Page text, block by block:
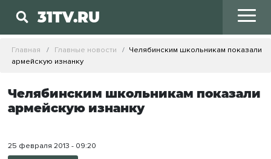
31TV.RU
Главная Главные новости
Челябинским школьникам показали
армейскую изнанку
Челябинским школьникам показали
армейскую изнанку
25 февраля 2013 - 09:20